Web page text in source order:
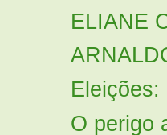
ELIANE
O perigo